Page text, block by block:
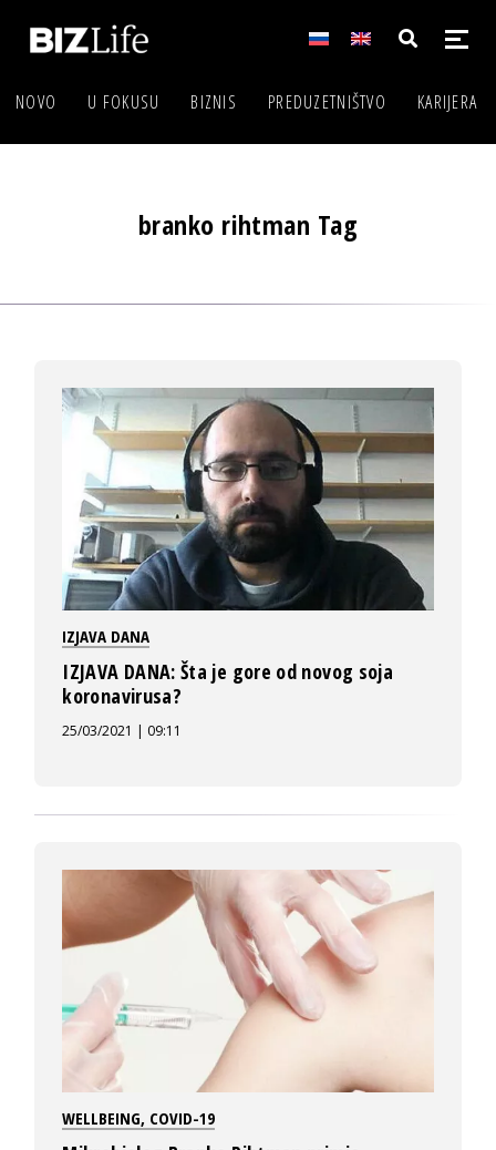
NOVO U FOKUSU BIZNIS PREDUZETNIŠTVO KARIJERA
branko rihtman Tag
IZJAVA DANA
IZJAVA DANA: Šta je gore od novog soja
koronavirusa?
25/03/2021 | 09:11
WELLBEING, COVID-19